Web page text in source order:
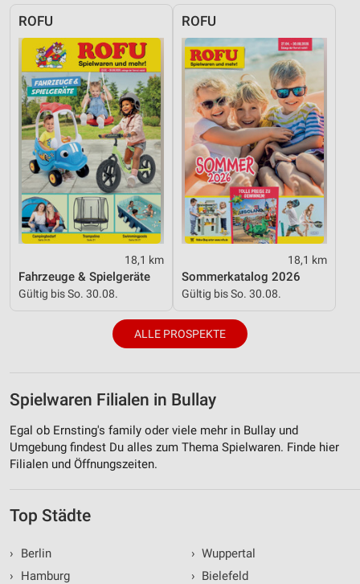
ROFU
18,1 km
Fahrzeuge & Spielgeräte
Gültig bis So. 30.08.
ROFU
18,1 km
Sommerkatalog 2026
Gültig bis So. 30.08.
ALLE PROSPEKTE
Spielwaren Filialen in Bullay
Egal ob Ernsting's family oder viele mehr in Bullay und
Umgebung findest Du alles zum Thema Spielwaren. Finde hier
Filialen und Öffnungszeiten.
Top Städte
›
Berlin
›
Hamburg
› Wuppertal
› Bielefeld